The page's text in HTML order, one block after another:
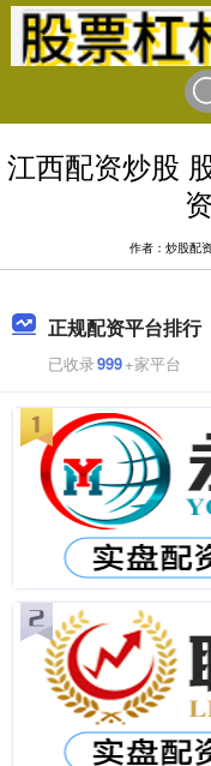
江西配资炒股
作者：炒股配
正规配资平台排行
已收录999+家平台